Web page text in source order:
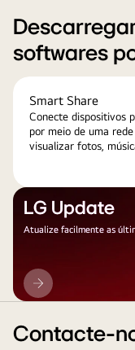
softwares
Smart Share
Conecte dispositivos
por meio de uma
visualizar fotos,
LG Update
Atualize facilmente as
LG
Update
Contacte-